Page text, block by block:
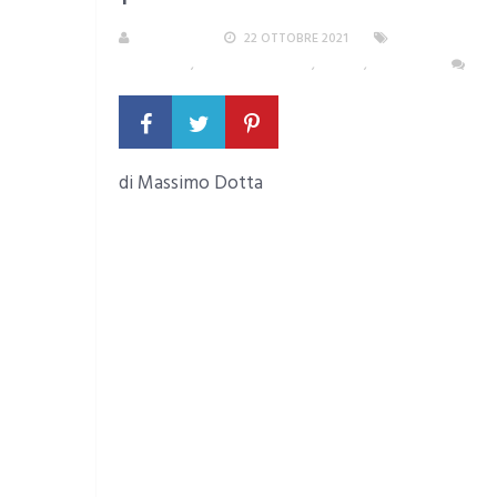
22 OTTOBRE 2021
, , ,
di Massimo Dotta